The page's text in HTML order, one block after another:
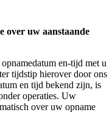
over uw aanstaande
en-tijd met u
tijdstip hierover door ons
en tijd bekend zijn, is
operaties. Uw
over uw opname